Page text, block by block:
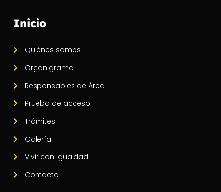
Inicio
Quiénes somos
Organigrama
Responsables de Área
Prueba de acceso
Trámites
Galería
Vivir con igualdad
Contacto